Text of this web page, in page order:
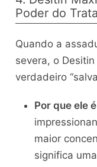
Poder do
Quando a
severa, o
verdadeiro
Por que ele
maior
significa